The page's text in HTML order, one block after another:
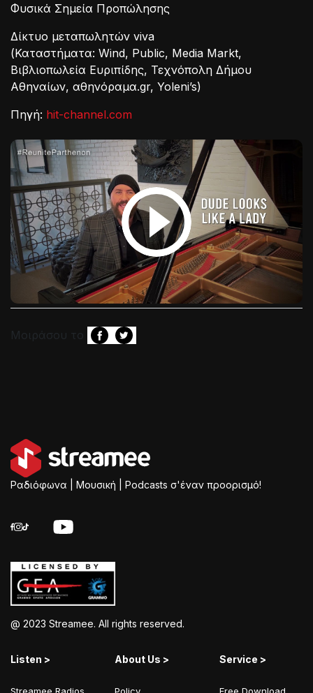
Φυσικά Σημεία Προπώλησης
Δίκτυο μεταπωλητών viva
(Καταστήματα: Wind, Public, Media Markt,
Βιβλιοπωλεία Ευριπίδης, Τεχνόπολη Δήμου
Αθηναίων, αθηνόραμα.gr, Yoleni’s)
Πηγή: hit-channel.com
Μοιράσου το
Ραδιόφωνα | Μουσική | Podcasts σ'έναν προορισμό!
@ 2023 Streamee. All rights reserved.
Listen > About Us > Service >